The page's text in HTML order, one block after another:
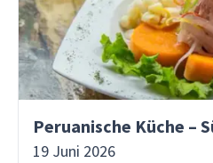
19 Juni 2026